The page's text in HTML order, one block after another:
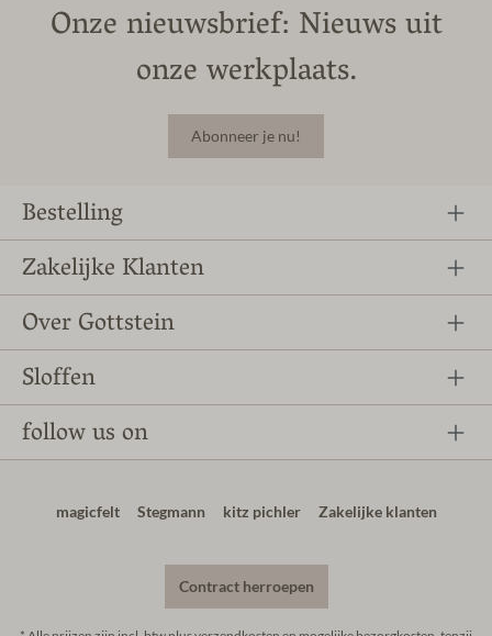
Onze nieuwsbrief: Nieuws uit
onze werkplaats.
Abonneer je nu!
Bestelling
Zakelijke Klanten
Over Gottstein
Sloffen
follow us on
magicfelt Stegmann kitz pichler Zakelijke klanten
Contract herroepen